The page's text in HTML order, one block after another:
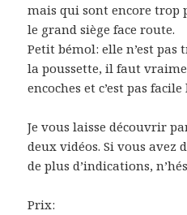
mais qui sont encore trop
le grand siège face route.
Petit bémol: elle n’est
la poussette, il faut
encoches et c’est pas
Je vous laisse découvrir
deux vidéos. Si vous avez
de plus d’indications,
Prix: